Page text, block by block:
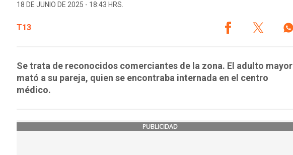
18 DE JUNIO DE 2025 - 18:43 HRS.
T13
Se trata de reconocidos comerciantes de la zona. El adulto mayor
mató a su pareja, quien se encontraba internada en el centro
médico.
PUBLICIDAD